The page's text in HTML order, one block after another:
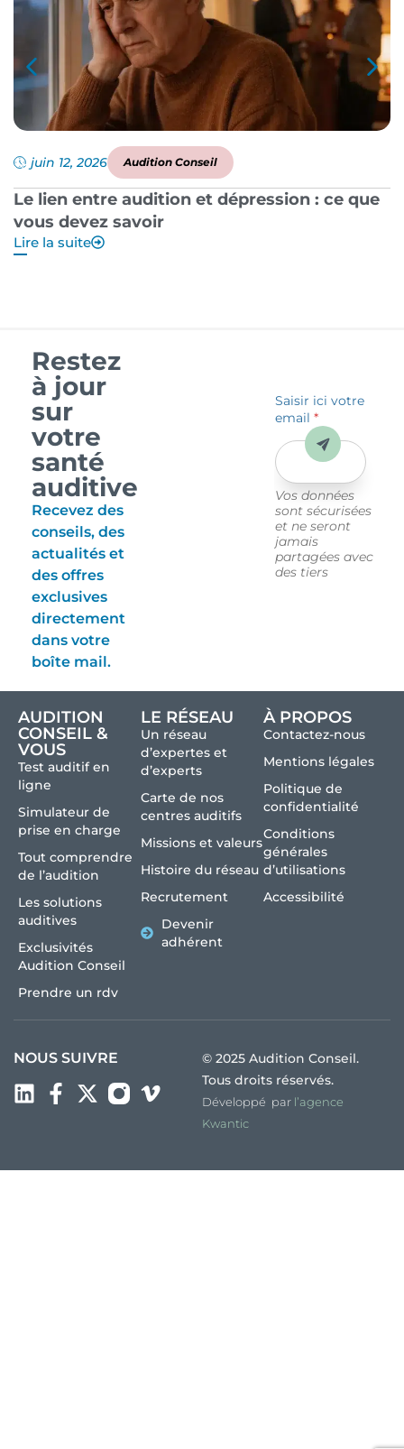
juin 12, 2026 Audition Conseil
Le lien entre audition et dépression : ce que
vous devez savoir
Lire la suite
Restez
à jour
sur
votre
santé
auditive
Recevez des
conseils, des
actualités et
des offres
exclusives
directement
dans votre
boîte mail.
Saisir ici votre
email*
Vos données
sont sécurisées
et ne seront
jamais
partagées avec
des tiers
Envoyer
AUDITION
CONSEIL &
VOUS
Test auditif en
ligne
Simulateur de
prise en charge
Tout comprendre
de l’audition
Les solutions
auditives
Exclusivités
Audition Conseil
Prendre un rdv
LE RÉSEAU
Un réseau
d’expertes et
d’experts
Carte de nos
centres auditifs
Missions et valeurs
Histoire du réseau
Recrutement
Devenir
adhérent
À PROPOS
Contactez-nous
Mentions légales
Politique de
confidentialité
Conditions
générales
d’utilisations
Accessibilité
NOUS SUIVRE
© 2025 Audition Conseil.
Tous droits réservés.
Développé par l’agence
Kwantic